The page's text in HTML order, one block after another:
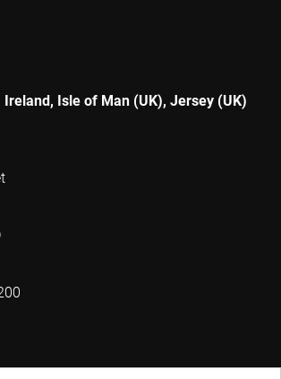
Ireland, Isle of Man (UK), Jersey (UK)